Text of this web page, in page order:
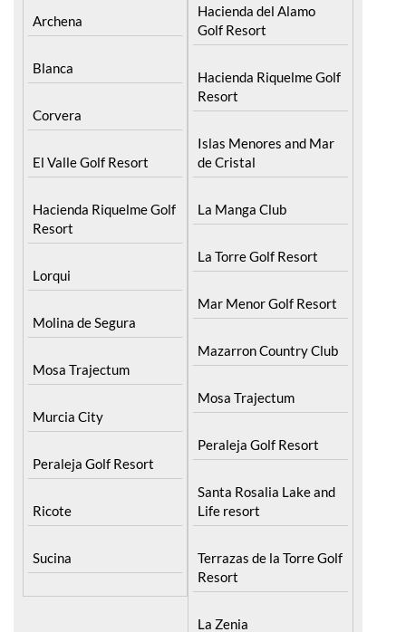
Archena
Blanca
Corvera
El Valle Golf Resort
Hacienda Riquelme Golf
Resort
Lorqui
Molina de Segura
Mosa Trajectum
Murcia City
Peraleja Golf Resort
Ricote
Sucina
Hacienda del Alamo
Golf Resort
Hacienda Riquelme Golf
Resort
Islas Menores and Mar
de Cristal
La Manga Club
La Torre Golf Resort
Mar Menor Golf Resort
Mazarron Country Club
Mosa Trajectum
Peraleja Golf Resort
Santa Rosalia Lake and
Life resort
Terrazas de la Torre Golf
Resort
La Zenia